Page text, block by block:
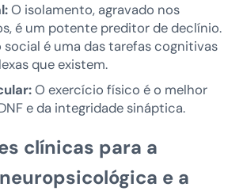
O isolamento, agravado nos
é um potente preditor de declínio.
é uma das tarefas cognitivas
que existem.
O exercício físico é o melhor
e da integridade sináptica.
clínicas para a
e a